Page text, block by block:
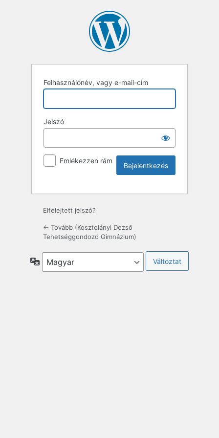
Felhasználónév, vagy e-mail-cím
Jelszó
Emlékezzen rám
Elfelejtett jelszó?
← Tovább (Kosztolányi Dezső
Tehetséggondozó Gimnázium)
Nyelv